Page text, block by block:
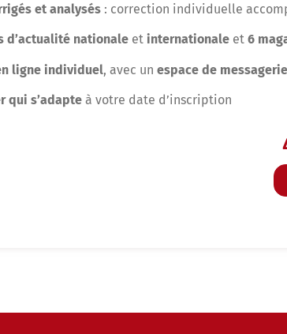
et analysés : correction individuelle
d’actualité nationale et internationale et 6
ligne individuel, avec un espace de messagerie
qui s’adapte à votre date d’inscription